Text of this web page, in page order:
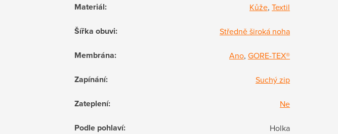
Materiál: Kůže, Textil
Šířka obuvi: Středně široká noha
Membrána: Ano, GORE-TEX®
Zapínání: Suchý zip
Zateplení: Ne
Podle pohlaví: Holka